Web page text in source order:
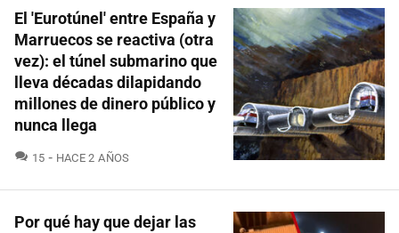
El 'Eurotúnel' entre España y
Marruecos se reactiva (otra
vez): el túnel submarino que
lleva décadas dilapidando
millones de dinero público y
nunca llega
15 COMENTARIOS
HACE 2 AÑOS
Por qué hay que dejar las